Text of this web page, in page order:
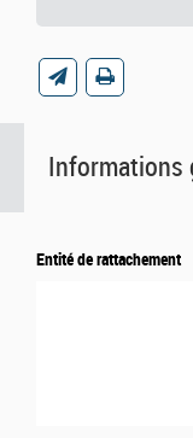
Informations
Entité de rattachement